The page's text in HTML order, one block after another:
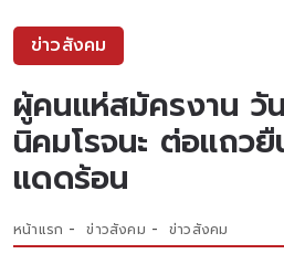
ข่าวสังคม
ผู้คนเเห่สมัครงาน วั
นิคมโรจนะ ต่อเเถว
เเดดร้อน
หน้าแรก ข่าวสังคม ข่าวสังคม